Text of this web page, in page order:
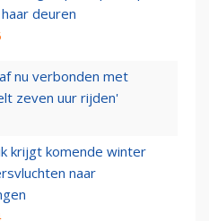
deuren
nu verbonden met
zeven uur rijden'
krijgt komende winter
naar